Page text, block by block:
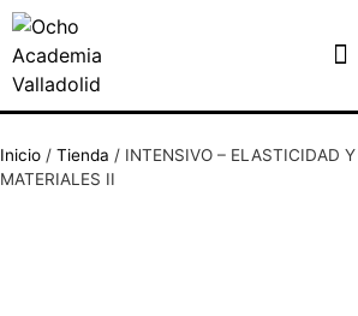
Inicio / Tienda / INTENSIVO – ELASTICIDAD
MATERIALES II